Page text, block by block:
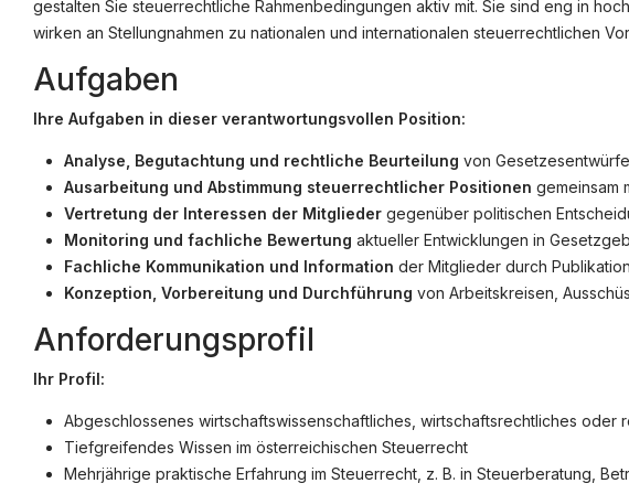
gestalten Sie steuerrechtliche Rahmenbedingungen aktiv mit. Sie sind eng in
wirken an Stellungnahmen zu nationalen und internationalen steuerrechtlichen
Aufgaben
Ihre Aufgaben in dieser verantwortungsvollen Position:
Analyse, Begutachtung und rechtliche Beurteilung von
Ausarbeitung und Abstimmung steuerrechtlicher Positionen gemeinsam
Vertretung der Interessen der Mitglieder gegenüber politischen
Monitoring und fachliche Bewertung aktueller Entwicklungen in
Fachliche Kommunikation und Information der Mitglieder durch
Konzeption, Vorbereitung und Durchführung von Arbeitskreisen,
Anforderungsprofil
Ihr Profil:
Abgeschlossenes wirtschaftswissenschaftliches, wirtschaftsrechtliches
Tiefgreifendes Wissen im österreichischen Steuerrecht
Mehrjährige praktische Erfahrung im Steuerrecht, z. B. in Steuerberatung,
© jusjobs.at 2026